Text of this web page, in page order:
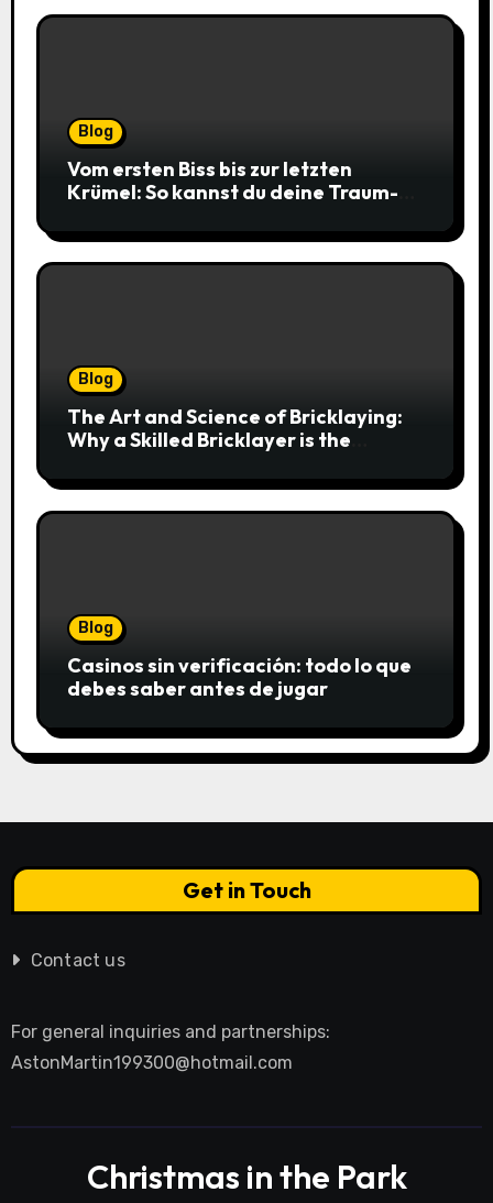
Blog
Vom ersten Biss bis zur letzten
Krümel: So kannst du deine Traum-
Blog
The Art and Science of Bricklaying:
Why a Skilled Bricklayer is the
Blog
Casinos sin verificación: todo lo que
debes saber antes de jugar
Get in Touch
Contact us
For general inquiries and partnerships:
AstonMartin199300@hotmail.com
Christmas in the Park